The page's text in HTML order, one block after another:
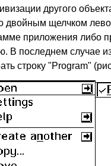
другого
двойным щелчком
приложения либо
В последнем случае
строку "Program"